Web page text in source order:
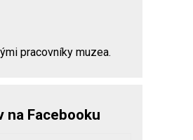
pracovníky muzea.
na Facebooku